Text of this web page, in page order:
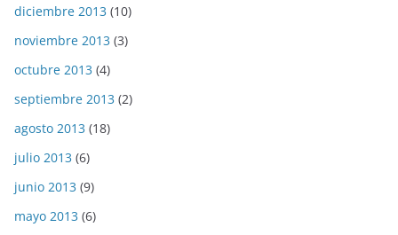
diciembre 2013 (10)
noviembre 2013 (3)
octubre 2013 (4)
septiembre 2013 (2)
agosto 2013 (18)
julio 2013 (6)
junio 2013 (9)
mayo 2013 (6)